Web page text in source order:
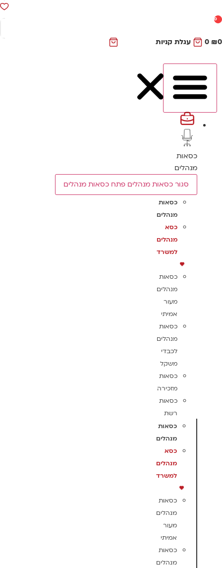
0
₪
0 עגלת קניות
כסאות
מנהלים
סגור כסאות מנהלים פתח כסאות מנהלים
כסאות
מנהלים
כסא
מנהלים
למשרד
כסאות
מנהלים
מעור
אמיתי
כסאות
מנהלים
לכבדי
משקל
כסאות
מזכירה
כסאות
רשת
כסאות
מנהלים
כסא
מנהלים
למשרד
כסאות
מנהלים
מעור
אמיתי
כסאות
מנהלים